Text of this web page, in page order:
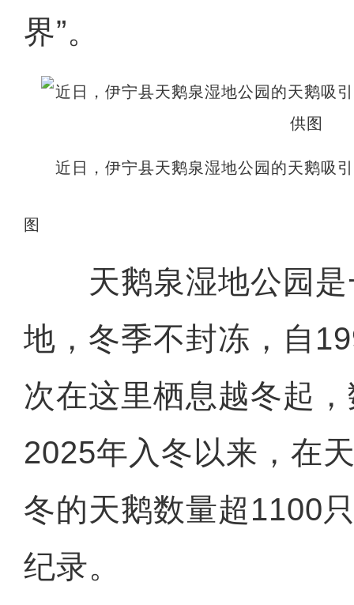
界”。
近日，伊宁县天鹅泉湿地公园的天鹅吸
图
天鹅泉湿地公园是
地，冬季不封冻，自
次在这里栖息越冬起
2025年入冬以来，在
冬的天鹅数量超1100
纪录。